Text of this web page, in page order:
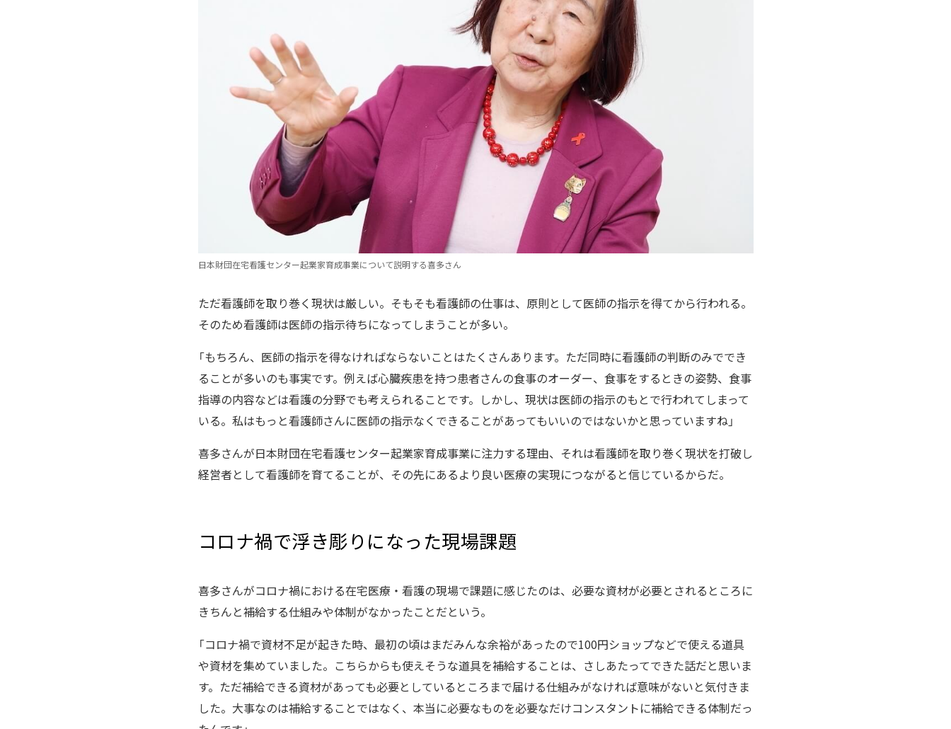
日本財団在宅看護センター起業家育成事業について説明する喜多さん
ただ看護師を取り巻く現状は厳しい。そもそも看護師の仕事は、原則として医師の指示を得てから行われる。
そのため看護師は医師の指示待ちになってしまうことが多い。
「もちろん、医師の指示を得なければならないことはたくさんあります。ただ同時に看護師の判断のみででき
ることが多いのも事実です。例えば心臓疾患を持つ患者さんの食事のオーダー、食事をするときの姿勢、食事
指導の内容などは看護の分野でも考えられることです。しかし、現状は医師の指示のもとで行われてしまって
いる。私はもっと看護師さんに医師の指示なくできることがあってもいいのではないかと思っていますね」
喜多さんが日本財団在宅看護センター起業家育成事業に注力する理由、それは看護師を取り巻く現状を打破し
経営者として看護師を育てることが、その先にあるより良い医療の実現につながると信じているからだ。
コロナ禍で浮き彫りになった現場課題
喜多さんがコロナ禍における在宅医療・看護の現場で課題に感じたのは、必要な資材が必要とされるところに
きちんと補給する仕組みや体制がなかったことだという。
「コロナ禍で資材不足が起きた時、最初の頃はまだみんな余裕があったので100円ショップなどで使える道具
や資材を集めていました。こちらからも使えそうな道具を補給することは、さしあたってできた話だと思いま
す。ただ補給できる資材があっても必要としているところまで届ける仕組みがなければ意味がないと気付きま
した。大事なのは補給することではなく、本当に必要なものを必要なだけコンスタントに補給できる体制だっ